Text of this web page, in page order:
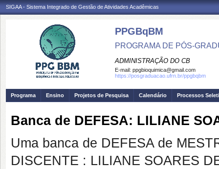
SIGAA - Sistema Integrado de Gestão de Atividades Acadêmicas
PPGBqBM
PROGRAMA DE PÓS-
ADMINISTRAÇÃO DO CB
E-mail: ppgbioquimica@gmail.com
https://posgraduacao.ufrn.br/ppgbqbm
Programa Ensino Projetos de Pesquisa Calendário Processos
Banca de DEFESA: LILIANE
Uma banca de DEFESA de
DISCENTE : LILIANE SOARES